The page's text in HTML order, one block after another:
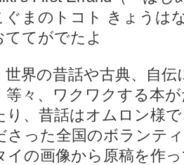
ぐまのトコト きょうは
ててがでたよ
世界の昔話や古典、自
等々、ワクワクする本
り、昔話はオムロン様
さった全国のボランテ
イの画像から原稿を作